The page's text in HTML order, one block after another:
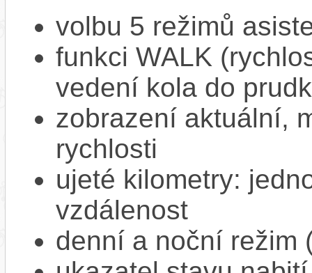
volbu 5 režimů
funkci WALK
vedení kola do
zobrazení aktuální,
rychlosti
ujeté kilometry:
vzdálenost
denní a noční režim